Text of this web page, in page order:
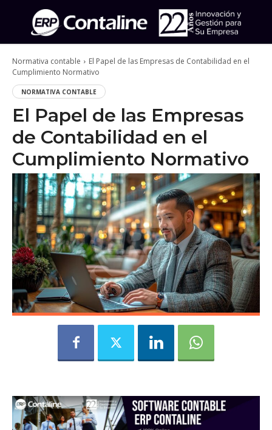
Normativa contable
El Papel de las Empresas de Contabilidad en el
Cumplimiento Normativo
NORMATIVA CONTABLE
El Papel de las Empresas
de Contabilidad en el
Cumplimiento Normativo